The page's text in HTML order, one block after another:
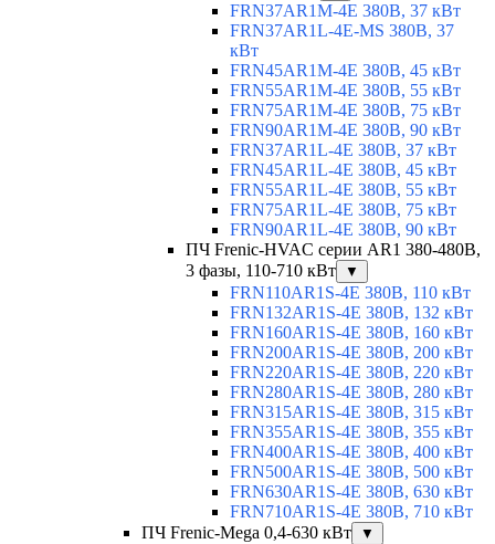
FRN37AR1M-4E 380В, 37 кВт
FRN37AR1L-4E-MS 380В, 37
кВт
FRN45AR1M-4E 380В, 45 кВт
FRN55AR1M-4E 380В, 55 кВт
FRN75AR1M-4E 380В, 75 кВт
FRN90AR1M-4E 380В, 90 кВт
FRN37AR1L-4E 380В, 37 кВт
FRN45AR1L-4E 380В, 45 кВт
FRN55AR1L-4E 380В, 55 кВт
FRN75AR1L-4E 380В, 75 кВт
FRN90AR1L-4E 380В, 90 кВт
ПЧ Frenic-HVAC серии AR1 380-480В,
3 фазы, 110-710 кВт
▼
FRN110AR1S-4E 380В, 110 кВт
FRN132AR1S-4E 380В, 132 кВт
FRN160AR1S-4E 380В, 160 кВт
FRN200AR1S-4E 380В, 200 кВт
FRN220AR1S-4E 380В, 220 кВт
FRN280AR1S-4E 380В, 280 кВт
FRN315AR1S-4E 380В, 315 кВт
FRN355AR1S-4E 380В, 355 кВт
FRN400AR1S-4E 380В, 400 кВт
FRN500AR1S-4E 380В, 500 кВт
FRN630AR1S-4E 380В, 630 кВт
FRN710AR1S-4E 380В, 710 кВт
ПЧ Frenic-Mega 0,4-630 кВт
▼